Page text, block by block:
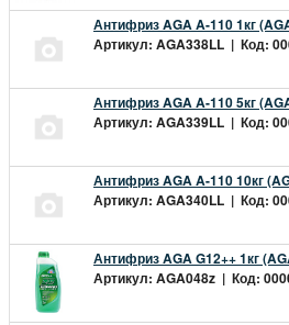
Антифриз AGA A-110 1кг
Артикул: AGA338LL | Код:
Антифриз AGA A-110 5кг
Артикул: AGA339LL | Код:
Антифриз AGA A-110 10кг
Артикул: AGA340LL | Код:
Антифриз AGA G12++ 1кг
Артикул: AGA048z | Код: